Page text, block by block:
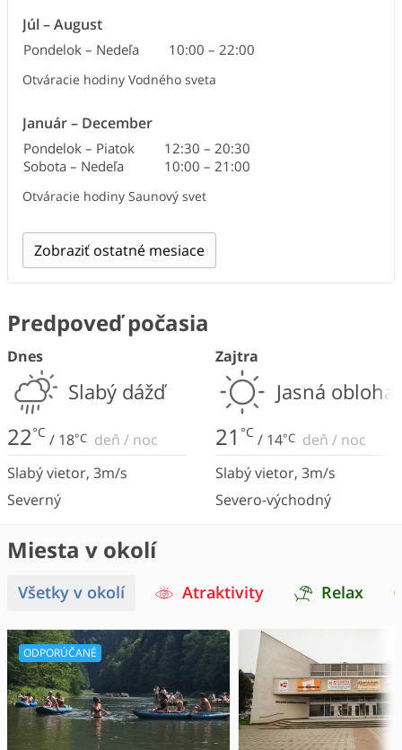
Júl–August
Pondelok – Nedeľa 10:00 – 22:00
Otváracie hodiny Vodného sveta
Január– December
Pondelok – Piatok 12:30 – 20:30
Sobota – Nedeľa
10:00 – 21:00
Otváracie hodiny Saunový svet
Zobraziť ostatné mesiace
Predpoveď počasia
Dnes
Slabý dážď
22°C / 18°C deň / noc
Slabý vietor, 3m/s
Severný
Zajtra
Jasná obloha
21 °C / 14°C deň / noc
Slabý vietor, 3m/s
Severo-východný
Miesta v okolí
Všetky v okolí Atraktivity Relax
ODPORÚČANÉ